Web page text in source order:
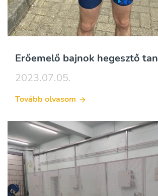
Erőemelő bajnok hegesztő
2023.07.05.
Tovább olvasom